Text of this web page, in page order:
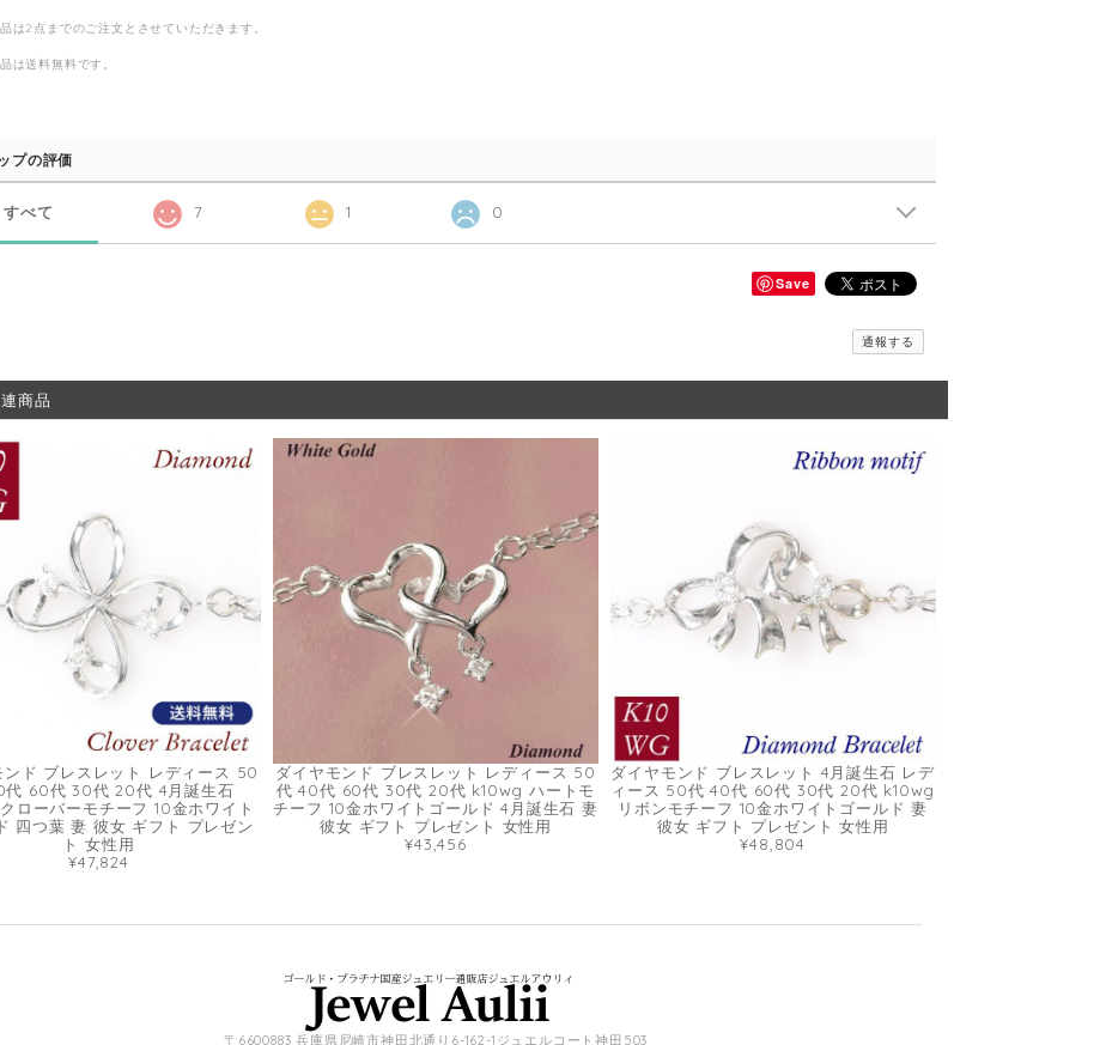
は2点までのご注文とさせていただきます。
は送料無料です。
プの評価
すべて 7 1 0
Save
通報する
商品
ンド ブレスレット レディース 50
代 60代 30代 20代 4月誕生石
ローバーモチーフ 10金ホワイト
四つ葉 妻 彼女 ギフト プレゼン
ト 女性用
¥47,824
ダイヤモンド ブレスレット レディース 50
代 40代 60代 30代 20代 k10wg ハートモ
チーフ 10金ホワイトゴールド 4月誕生石 妻
彼女 ギフト プレゼント 女性用
¥43,456
ダイヤモンド ブレスレット 4月誕生石 レデ
ィース 50代 40代 60代 30代 20代 k10wg
リボンモチーフ 10金ホワイトゴールド 妻
彼女 ギフト プレゼント 女性用
¥48,804
〒6600883 兵庫県尼崎市神田北通り6-162-1ジュエルコート神田503